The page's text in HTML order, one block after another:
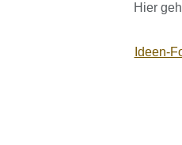
Hier
Ideen-